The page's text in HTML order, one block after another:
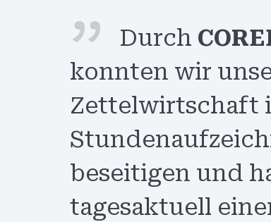
Durch
konnten wir
Zettelwirtschaft
beseitigen und
tagesaktuell